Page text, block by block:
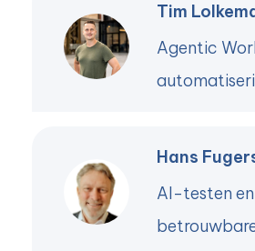
Tim
Agentic
Hans
AI-testen